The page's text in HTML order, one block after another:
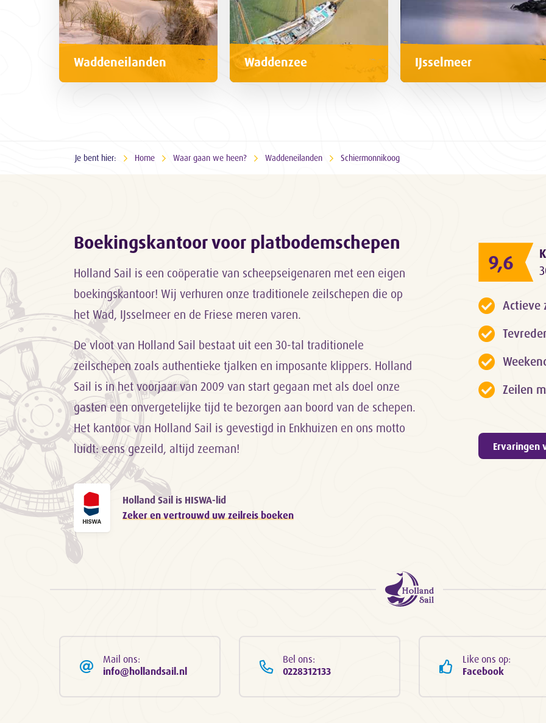
Waddeneilanden Waddenzee IJsselmeer
Je bent hier: Home Waar gaan we heen? Waddeneilanden Schiermonnikoog
Boekingskantoor voor platbodemschepen
Holland Sail is een coöperatie van scheepseigenaren met een eigen
boekingskantoor! Wij verhuren onze traditionele zeilschepen die op
het Wad, IJsselmeer en de Friese meren varen.
De vloot van Holland Sail bestaat uit een 30-tal traditionele
zeilschepen zoals authentieke tjalken en imposante klippers. Holland
Sail is in het voorjaar van 2009 van start gegaan met als doel onze
gasten een onvergetelijke tijd te bezorgen aan boord van de schepen.
Het kantoor van Holland Sail is gevestigd in Enkhuizen en ons motto
luidt: eens gezeild, altijd zeeman!
Holland Sail is HISWA-lid
Zeker en vertrouwd uw zeilreis boeken
9,6
Actieve
Zeilen
Ervaringen
Mail ons:
info@hollandsail.nl
Bel ons:
0228312133
Like ons op:
Facebook